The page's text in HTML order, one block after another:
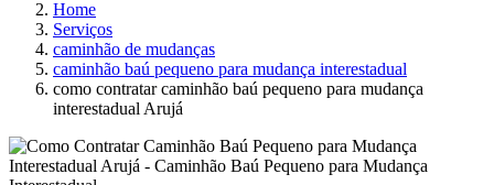
Home
Serviços
caminhão de mudanças
caminhão baú pequeno para mudança interestadual
como contratar caminhão baú pequeno para mudança
interestadual Arujá